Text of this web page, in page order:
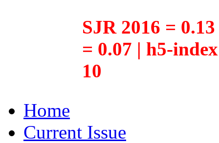
SJR 2016 =
= 0.07 | h5-
10
Home
Current Issue